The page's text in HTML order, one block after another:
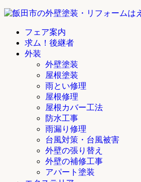
フェア案内
求ム！後継者
外装
外壁塗装
屋根塗装
雨とい修理
屋根修理
屋根カバー工法
防水工事
雨漏り修理
台風対策・台風被害
外壁の張り替え
外壁の補修工事
アパート塗装